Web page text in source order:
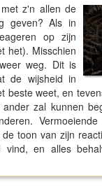
z'n allen de
geven? Als in
op zijn
het). Misschien
weg. Dit is
de wijsheid in
beste weet, en
zal kunnen
toon van zijn
vind, en alles